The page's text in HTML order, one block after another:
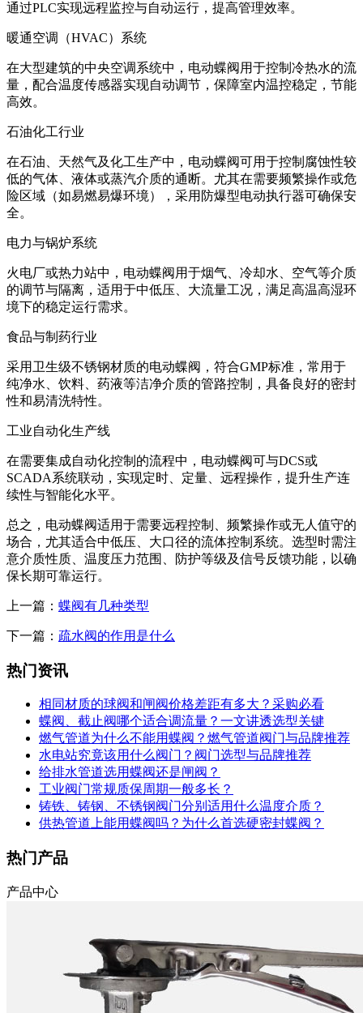
通过PLC实现远程监控与自动运行，提高管理效率。
暖通空调（HVAC）系统
在大型建筑的中央空调系统中，电动蝶阀用于控制冷热水的流
量，配合温度传感器实现自动调节，保障室内温控稳定，节能
高效。
石油化工行业
在石油、天然气及化工生产中，电动蝶阀可用于控制腐蚀性较
低的气体、液体或蒸汽介质的通断。尤其在需要频繁操作或危
险区域（如易燃易爆环境），采用防爆型电动执行器可确保安
全。
电力与锅炉系统
火电厂或热力站中，电动蝶阀用于烟气、冷却水、空气等介质
的调节与隔离，适用于中低压、大流量工况，满足高温高湿环
境下的稳定运行需求。
食品与制药行业
采用卫生级不锈钢材质的电动蝶阀，符合GMP标准，常用于
纯净水、饮料、药液等洁净介质的管路控制，具备良好的密封
性和易清洗特性。
工业自动化生产线
在需要集成自动化控制的流程中，电动蝶阀可与DCS或
SCADA系统联动，实现定时、定量、远程操作，提升生产连
续性与智能化水平。
总之，电动蝶阀适用于需要远程控制、频繁操作或无人值守的
场合，尤其适合中低压、大口径的流体控制系统。选型时需注
意介质性质、温度压力范围、防护等级及信号反馈功能，以确
保长期可靠运行。
上一篇： 蝶阀有几种类型
下一篇： 疏水阀的作用是什么
热门资讯
相同材质的球阀和闸阀价格差距有多大？采购必看
蝶阀、截止阀哪个适合调流量？一文讲透选型关键
燃气管道为什么不能用蝶阀？燃气管道阀门与品牌推荐
水电站究竟该用什么阀门？阀门选型与品牌推荐
给排水管道选用蝶阀还是闸阀？
工业阀门常规质保周期一般多长？
铸铁、铸钢、不锈钢阀门分别适用什么温度介质？
供热管道上能用蝶阀吗？为什么首选硬密封蝶阀？
热门产品
产品中心